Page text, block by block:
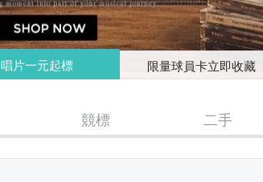
唱片一元起標 限量球員卡立即收藏
競標 二手